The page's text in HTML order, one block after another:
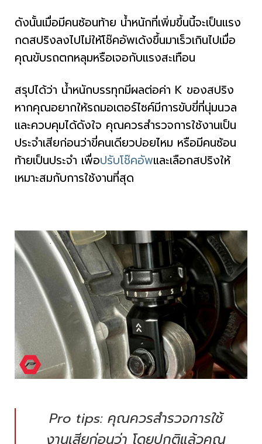
ดังนั้นเมื่อมีคนซ้อนท้าย น้ำหนักที่เพิ่มขึ้นนี้จะเป็นแรง
กดสปริงลงไปไม่ให้โช๊คอัพเด้งขึ้นมาเร็วเกินไปเมื่อ
คุณขับรถตกหลุมหรือเจอกับแรงสะเทือน
สรุปได้ว่า น้ำหนักบรรทุกมีผลต่อค่า K ของสปริง
หากคุณอยากให้รถมอเตอร์ไซค์มีการขับขี่ที่นุ่มนวล
และควบคุมได้ดังใจ คุณควรสำรวจการใช้งานเป็น
ประจำเสียก่อนว่าขี่คนเดียวบ่อยไหม หรือมีคนซ้อน
ท้ายเป็นประจำ เพื่อปรับโช๊คอัพและเลือกสปริงให้
เหมาะสมกับการใช้งานที่สุด
Pro tips: คุณควรสำรวจการใช้
งานเสียก่อนว่า โดยปกติแล้วคุณ